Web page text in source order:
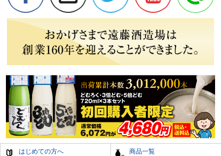
はじめての方へ 商品一覧